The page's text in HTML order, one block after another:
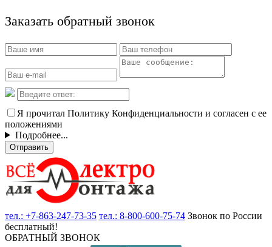
Заказать обратный звонок
Я прочитал Политику Конфиденциальности и согласен с ее
положениями
Подробнее...
Отправить
тел.: +7-863-247-73-35 тел.: 8-800-600-75-74 Звонок по России
бесплатный!
ОБРАТНЫЙ ЗВОНОК